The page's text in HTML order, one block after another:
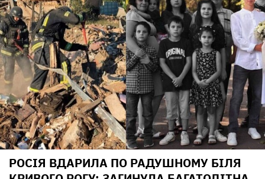
РОСІЯ ВДАРИЛА ПО РАДУШНОМУ БІЛЯ